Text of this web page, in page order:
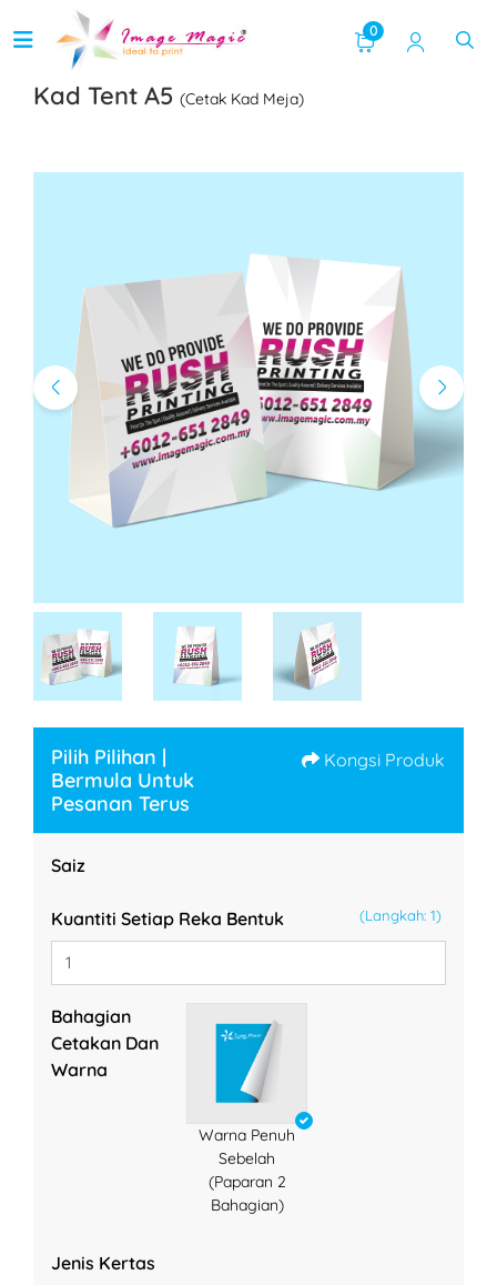
0
Kad Tent A5 (Cetak Kad Meja)
Pilih Pilihan |
Bermula Untuk
Pesanan Terus
Kongsi Produk
Saiz
(Langkah: 1)
Kuantiti Setiap Reka Bentuk
Bahagian
Cetakan Dan
Warna
Warna Penuh
Sebelah
(Paparan 2
Bahagian)
Jenis Kertas